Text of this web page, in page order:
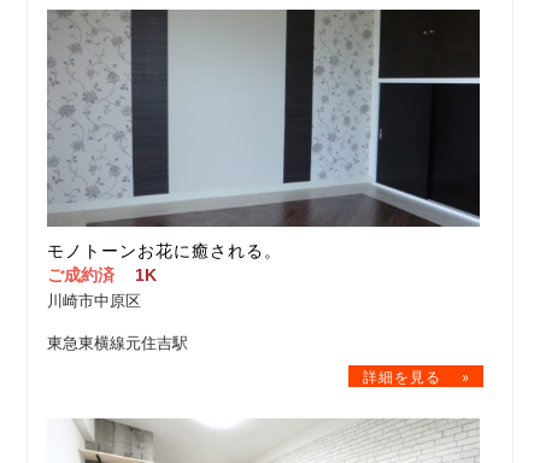
モノトーンお花に癒される。
ご成約済
1K
川崎市中原区
東急東横線元住吉駅